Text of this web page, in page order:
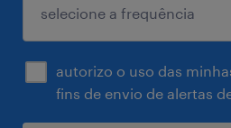
autorizo o uso das
fins de envio de alertas